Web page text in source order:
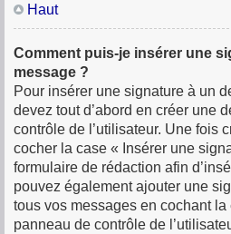
Haut
Comment puis-je insérer une
message ?
Pour insérer une signature à un
devez tout d’abord en créer une
contrôle de l’utilisateur. Une fois
cocher la case « Insérer une
formulaire de rédaction afin
pouvez également ajouter une
tous vos messages en cochant
panneau de contrôle de